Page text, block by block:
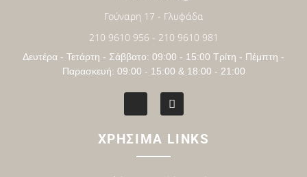
Γούναρη 17 - Γλυφάδα
210 9610 956 - 210 9610 981
Δευτέρα - Τετάρτη - Σάββατο: 09:00 - 15:00 Τρίτη - Πέμπτη -
Παρασκευή: 09:00 - 15:00 & 18:00 - 21:00
ΧΡΗΣΙΜΑ LINKS